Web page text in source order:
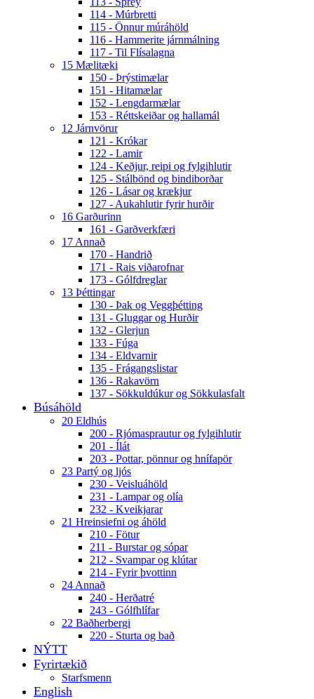
114 - Múrbretti
115 - Önnur múráhöld
116 - Hammerite járnmálning
117 - Til Flísalagna
15 Mælitæki
150 - Þrýstimælar
151 - Hitamælar
152 - Lengdarmælar
153 - Réttskeiðar og hallamál
12 Járnvörur
121 - Krókar
122 - Lamir
124 - Keðjur, reipi og fylgihlutir
125 - Stálbönd og bindiborðar
126 - Lásar og krækjur
127 - Aukahlutir fyrir hurðir
16 Garðurinn
161 - Garðverkfæri
17 Annað
170 - Handrið
171 - Rais viðarofnar
173 - Gólfdreglar
13 Þéttingar
130 - Þak og Veggþétting
131 - Gluggar og Hurðir
132 - Glerjun
133 - Fúga
134 - Eldvarnir
135 - Frágangslistar
136 - Rakavörn
137 - Sökkuldúkur og Sökkulasfalt
Búsáhöld
20 Eldhús
200 - Rjómasprautur og fylgihlutir
201 - Ílát
203 - Pottar, pönnur og hnífapör
23 Partý og ljós
230 - Veisluáhöld
231 - Lampar og olía
232 - Kveikjarar
21 Hreinsiefni og áhöld
210 - Fötur
211 - Burstar og sópar
212 - Svampar og klútar
214 - Fyrir þvottinn
24 Annað
240 - Herðatré
243 - Gólfhlífar
22 Baðherbergi
220 - Sturta og bað
NÝTT
Fyrirtækið
Starfsmenn
English